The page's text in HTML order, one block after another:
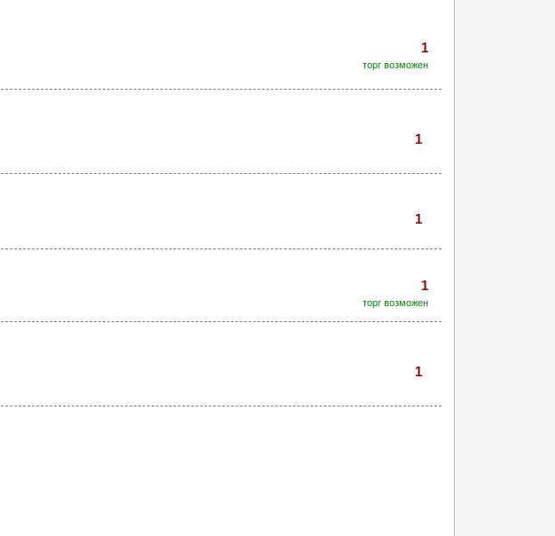
1
торг возможен
1
1
1
торг возможен
1